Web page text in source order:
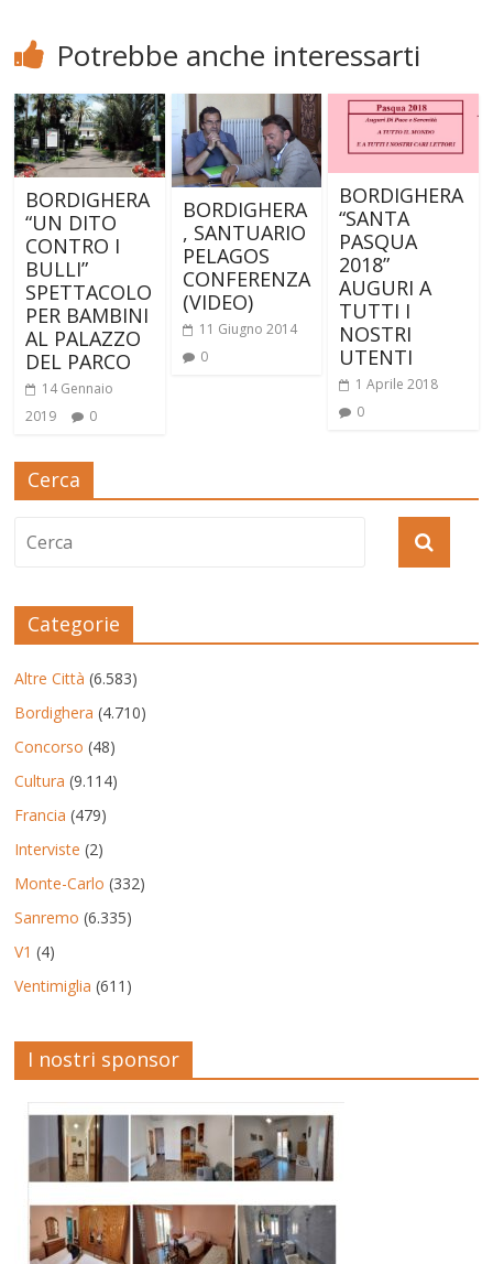
Potrebbe anche interessarti
BORDIGHERA
“UN DITO
CONTRO I
BULLI”
SPETTACOLO
PER BAMBINI
AL PALAZZO
DEL PARCO
14 Gennaio
2019
0
BORDIGHERA
, SANTUARIO
PELAGOS
CONFERENZA
(VIDEO)
11 Giugno 2014
0
BORDIGHERA
“SANTA
PASQUA
2018”
AUGURI A
TUTTI I
NOSTRI
UTENTI
1 Aprile 2018
0
Cerca
Categorie
Altre Città (6.583)
Bordighera (4.710)
Concorso (48)
Cultura (9.114)
Francia (479)
Interviste (2)
Monte-Carlo (332)
Sanremo (6.335)
V1 (4)
Ventimiglia (611)
I nostri sponsor